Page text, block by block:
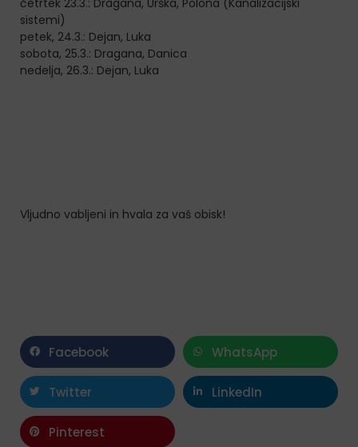
četrtek 23.3.: Dragana, Urška, Polona (Kanalizacijski
sistemi)
petek, 24.3.: Dejan, Luka
sobota, 25.3.: Dragana, Danica
nedelja, 26.3.: Dejan, Luka
Vljudno vabljeni in hvala za vaš obisk!
Facebook WhatsApp
Twitter LinkedIn
Pinterest